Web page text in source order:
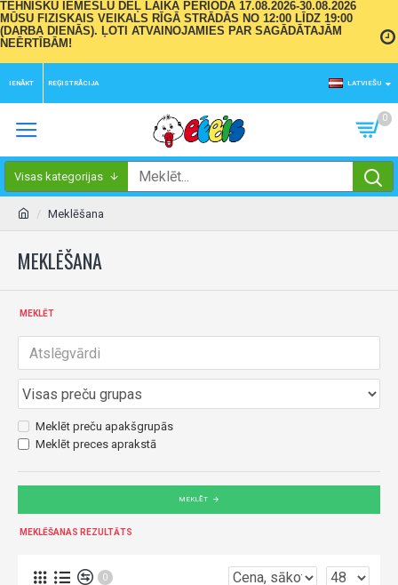
TEHNISKU IEMESLU DĒĻ LAIKA PERIODĀ 17.08.2026-30.08.2026
MŪSU FIZISKAIS VEIKALS RĪGĀ STRĀDĀS NO 12:00 LĪDZ 19:00
(DARBA DIENĀS). ĻOTI ATVAINOJAMIES PAR SAGĀDĀTAJĀM
NEĒRTĪBĀM!
IENĀKT REĢISTRĀCIJA LATVIEŠU
0
Visas kategorijas
Meklēšana
MEKLĒŠANA
MEKLĒT
Meklēt preču apakšgrupās
Meklēt preces aprakstā
MEKLĒT
MEKLĒŠANAS REZULTĀTS
0